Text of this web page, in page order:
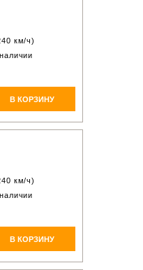
км/ч)
В КОРЗИНУ
км/ч)
В КОРЗИНУ